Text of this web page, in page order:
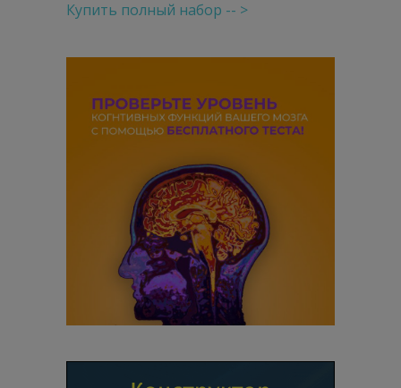
Купить полный набор -- >